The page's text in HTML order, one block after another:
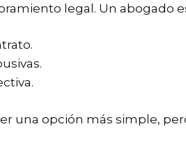
legal. Un abogado
una opción más simple,